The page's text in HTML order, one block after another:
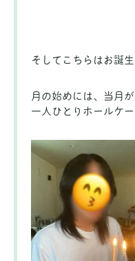
そしてこちらはお誕
月の始めには、当月
一人ひとりホールケ